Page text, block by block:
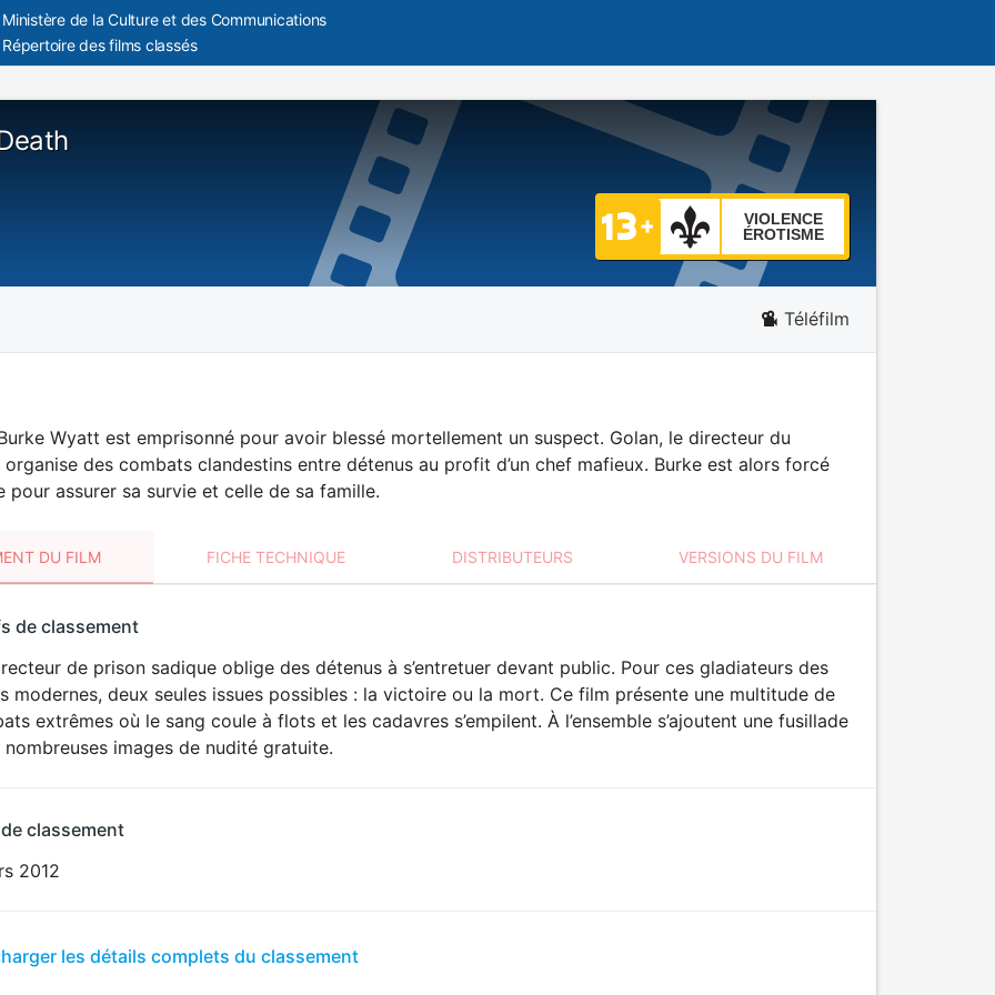
Ministère de la Culture et des Communications
Répertoire des films classés
VIOLENCE
ÉROTISME
Téléfilm
Wyatt est emprisonné pour avoir blessé mortellement un suspect. Golan, le directeur du
organise des combats clandestins entre détenus au profit d’un chef mafieux. Burke est alors forcé
pour assurer sa survie et celle de sa famille.
DU FILM FICHE TECHNIQUE DISTRIBUTEURS VERSIONS DU FILM
VIOLENCE
ÉROTISME
de classement
de prison sadique oblige des détenus à s’entretuer devant public. Pour ces gladiateurs des
modernes, deux seules issues possibles : la victoire ou la mort. Ce film présente une multitude de
extrêmes où le sang coule à flots et les cadavres s’empilent. À l’ensemble s’ajoutent une fusillade
images de nudité gratuite.
classement
2012
les détails complets du classement